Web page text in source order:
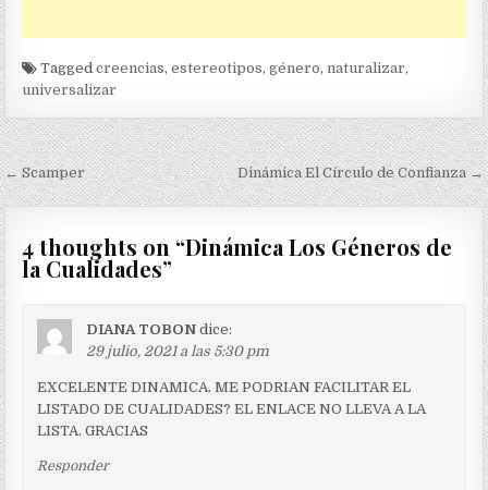
Taggedcreencias,estereotipos,género,naturalizar,
universalizar
Navegación
de
entradas
← Scamper Dinámica El Círculo de Confianza →
4 thoughts on “Dinámica Los Géneros de
la Cualidades”
DIANA TOBON dice:
29 julio, 2021 a las 5:30 pm
EXCELENTE DINAMICA. ME PODRIAN FACILITAR EL
LISTADO DE CUALIDADES? EL ENLACE NO LLEVA A LA
LISTA. GRACIAS
Responder